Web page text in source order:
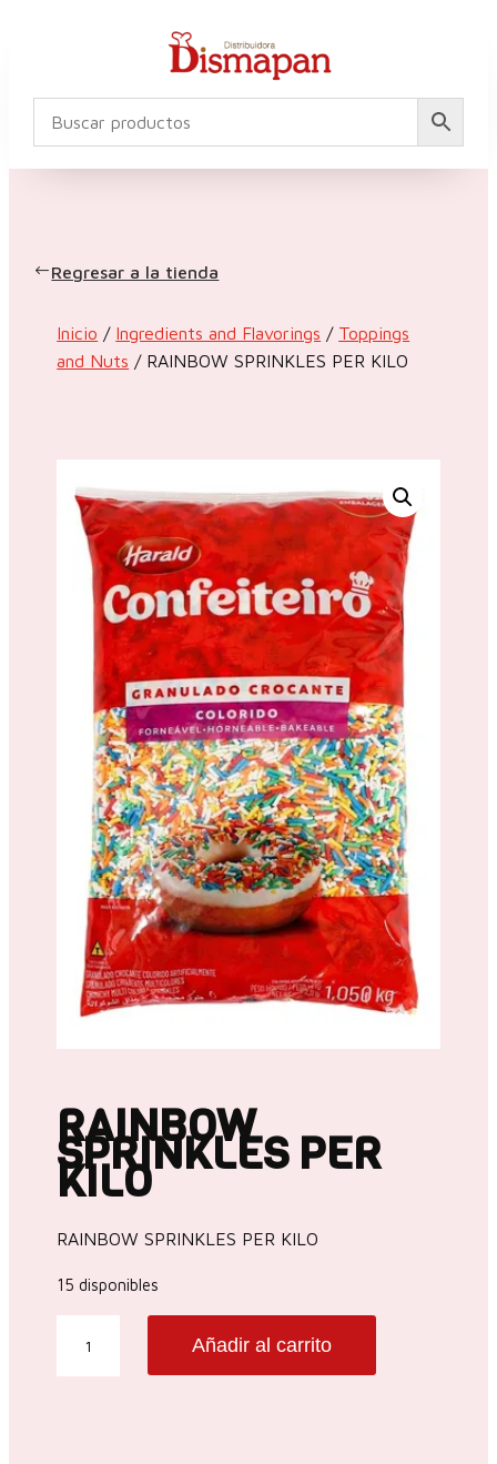
Regresar a la tienda
Inicio / Ingredients and Flavorings / Toppings
and Nuts / RAINBOW SPRINKLES PER KILO
RAINBOW
SPRINKLES PER
KILO
RAINBOW SPRINKLES PER KILO
15 disponibles
SPRINKLES
Añadir al carrito